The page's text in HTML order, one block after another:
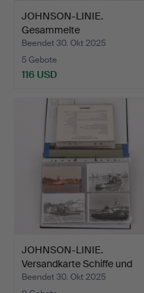
JOHNSON-LINIE.
Gesammelte
Informationen in…
Beendet 30. Okt 2025
5 Gebote
116 USD
JOHNSON-LINIE.
Versandkarte Schiffe und
Sc…
Beendet 30. Okt 2025